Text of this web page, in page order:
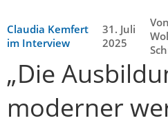
Claudia Kemfert
im Interview
31. Juli
2025
Von
„Die
moderner